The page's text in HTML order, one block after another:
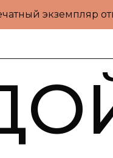
экземпляр